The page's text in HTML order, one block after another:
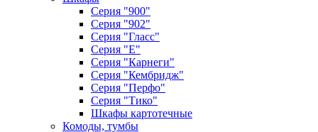
Серия "900"
Серия "902"
Серия "Гласс"
Серия "Е"
Серия "Карнеги"
Серия "Кембридж"
Серия "Перфо"
Серия "Тико"
Шкафы картотечные
Комоды, тумбы